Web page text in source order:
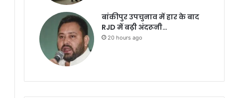
बांकीपुर उपचुनाव में हार के बाद
RJD में बढ़ी अंदरूनी…
20 hours ago